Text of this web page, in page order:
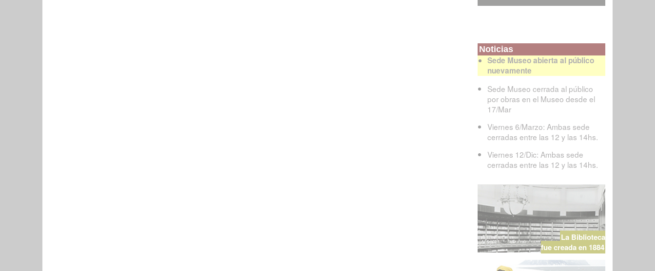
Noticias
Sede Museo abierta al público
nuevamente
Sede Museo cerrada al público
por obras en el Museo desde el
17/Mar
Viernes 6/Marzo: Ambas sede
cerradas entre las 12 y las 14hs.
Viernes 12/Dic: Ambas sede
cerradas entre las 12 y las 14hs.
La Biblioteca
fue creada en 1884